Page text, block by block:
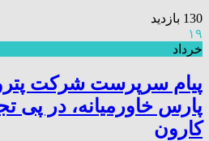
130 بازدید
۱۹
خرداد
پیام سرپرست شرکت
پارس خاورمیانه، در پی
کارون